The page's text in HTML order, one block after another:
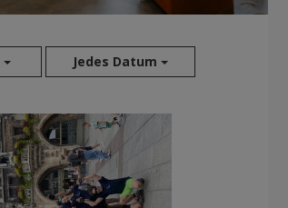
Jedes Datum
Aug 2026
Jul 2026
Jun 2026
Mai 2026